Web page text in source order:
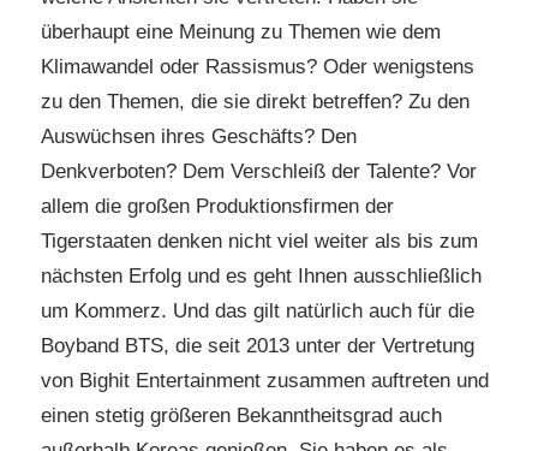
überhaupt eine Meinung zu Themen wie dem
Klimawandel oder Rassismus? Oder wenigstens
zu den Themen, die sie direkt betreffen? Zu den
Auswüchsen ihres Geschäfts? Den
Denkverboten? Dem Verschleiß der Talente? Vor
allem die großen Produktionsfirmen der
Tigerstaaten denken nicht viel weiter als bis zum
nächsten Erfolg und es geht Ihnen ausschließlich
um Kommerz. Und das gilt natürlich auch für die
Boyband BTS, die seit 2013 unter der Vertretung
von Bighit Entertainment zusammen auftreten und
einen stetig größeren Bekanntheitsgrad auch